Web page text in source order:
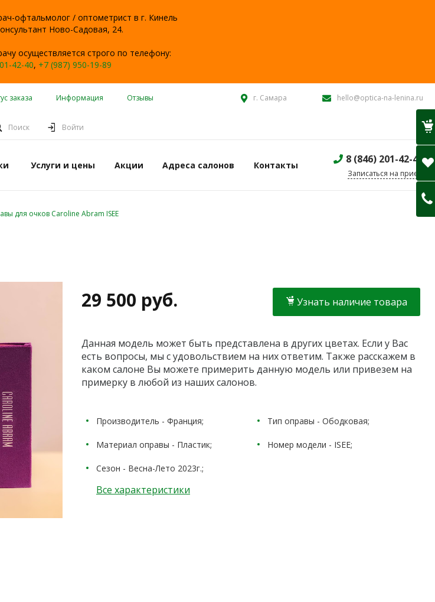
офтальмолог / оптометрист в г. Кинель
Ново-Садовая, 24.
осуществляется строго по телефону:
42-40, +7 (987) 950-19-89
заказа Информация Отзывы г. Самара hello@optica-na-lenina.ru
Поиск Войти
Услуги и цены Акции Адреса салонов Контакты 8 (846) 201-42-40
Записаться на прием
для очков Caroline Abram ISEE
29 500 руб. Узнать наличие товара
Данная модель может быть представлена в других цветах. Если у Вас
есть вопросы, мы с удовольствием на них ответим. Также расскажем в
каком салоне Вы можете примерить данную модель или привезем на
примерку в любой из наших салонов.
Производитель - Франция; Тип оправы - Ободковая;
Материал оправы - Пластик; Номер модели - ISEE;
Сезон - Весна-Лето 2023г.;
Все характеристики